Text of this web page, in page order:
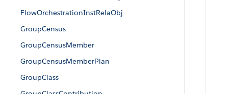
FlowOrchestrationInstRelaObj
GroupCensus
GroupCensusMember
GroupCensusMemberPlan
GroupClass